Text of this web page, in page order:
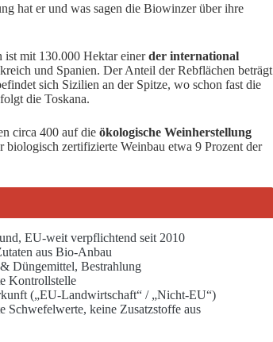
hat er und was sagen die Biowinzer über ihre
mit 130.000 Hektar einerder international
und Spanien. Der Anteil der Rebflächen beträgt
sich Sizilien an der Spitze, wo schon fast die
die Toskana.
circa 400 auf die ökologische Weinherstellung
zertifizierte Weinbau etwa 9 Prozent der
EU-weit verpflichtend seit 2010
aus Bio-Anbau
Düngemittel, Bestrahlung
Kontrollstelle
(„EU-Landwirtschaft“ / „Nicht-EU“)
keine Zusatzstoffe aus